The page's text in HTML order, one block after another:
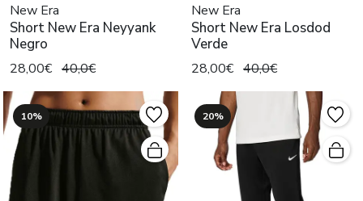
New Era
Short New Era Neyyank
Negro
28,00€ 40,0€
New Era
Short New Era Losdod
Verde
28,00€ 40,0€
10% 20%